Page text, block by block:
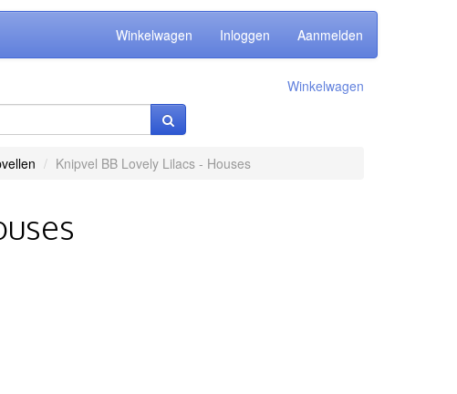
Winkelwagen Inloggen Aanmelden
Winkelwagen
Knipvel BB Lovely Lilacs - Houses